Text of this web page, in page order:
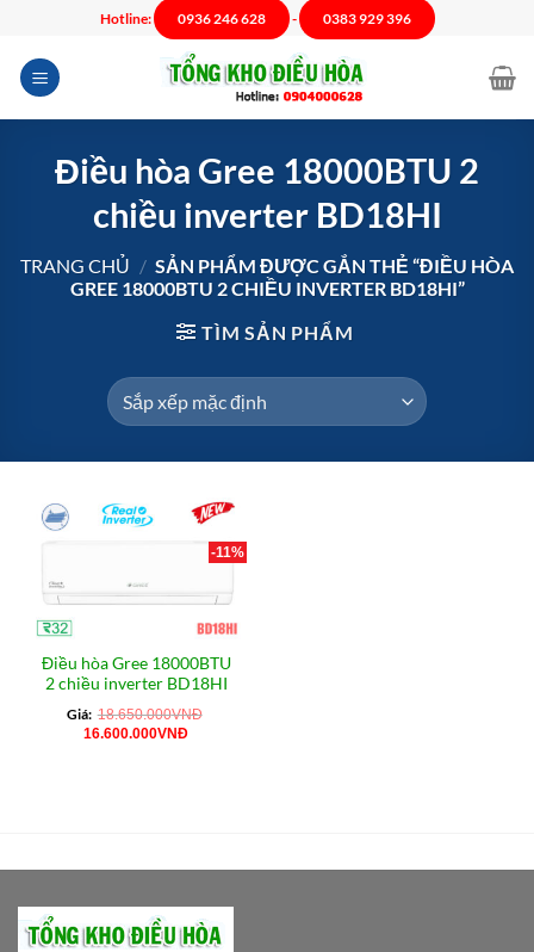
nội
dung
Hotline: 0936 246 628 - 0383 929 396
Điều hòa Gree 18000BTU 2
chiều inverter BD18HI
TRANG CHỦ / SẢN PHẨM ĐƯỢC GẮN THẺ “ĐIỀU HÒA
GREE 18000BTU 2 CHIỀU INVERTER BD18HI”
TÌM SẢN PHẨM
-11%
Điều hòa Gree 18000BTU
2 chiều inverter BD18HI
Giá: 18.650.000VNĐ
Giá
16.600.000VNĐGiá